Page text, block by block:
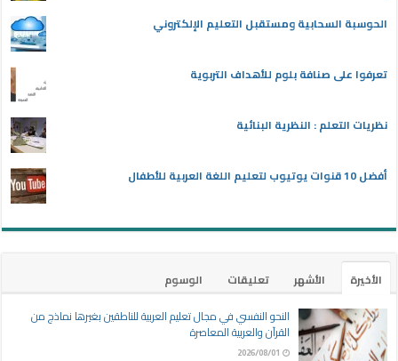
الحوسبة السحابية ومستقبل التعليم الإلكتروني
تعرفوا على صنافة بلوم للأهداف التربوية
نظريات التعلم : النظرية البنائية
أفضل 10 قنوات يوتيوب لتعليم اللغة العربية للأطفال
الأخيرة الأشهر تعليقات
الوسوم
النحو النفسي في مجال تعليم العربية للناطقين بغيرها نماذج من
القرآن والعربية المعاصرة
2026/08/01